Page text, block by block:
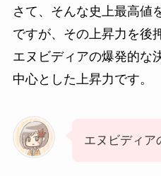
さて、そんな史上最高値
ですが、その上昇力を後
エヌビディアの爆発的な
中心とした上昇力です。
エヌビディア